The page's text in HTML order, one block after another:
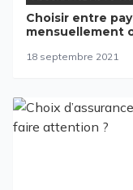
Choisir entre
mensuellement
18 septembre 2021